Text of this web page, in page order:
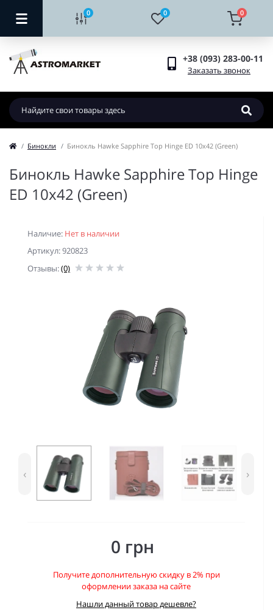
0 0 0
+38 (093) 283-00-11
Заказать звонок
Бинокли Бинокль Hawke Sapphire Top Hinge ED 10x42 (Green)
Бинокль Hawke Sapphire Top Hinge
ED 10x42 (Green)
Наличие: Нет в наличии
Артикул: 920823
Отзывы:(0)
‹ ›
0 грн
Получите дополнительную скидку в 2% при
оформлении заказа на сайте
Нашли данный товар дешевле?